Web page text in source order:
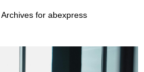
»Archives for abexpress